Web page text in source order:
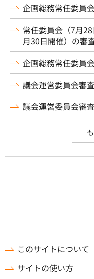
企画総務常任委員
常任委員会（7月
月30日開催）の審
企画総務常任委員
議会運営委員会審
議会運営委員会審
このサイトについて
サイトの使い方